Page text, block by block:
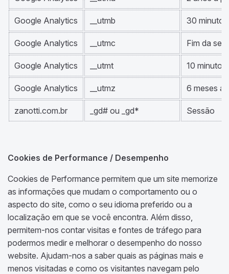
Google Analytics __utmb 30
Google Analytics __utmc Fim da
Google Analytics __utmt 10 minutos
Google Analytics __utmz 6 meses a
zanotti.com.br _gd# ou _gd* Sessão
Cookies de Performance / Desempenho
Cookies de Performance permitem que um site memorize
as informações que mudam o comportamento ou o
aspecto do site, como o seu idioma preferido ou a
localização em que se você encontra. Além disso,
permitem-nos contar visitas e fontes de tráfego para
podermos medir e melhorar o desempenho do nosso
website. Ajudam-nos a saber quais as páginas mais e
menos visitadas e como os visitantes navegam pelo